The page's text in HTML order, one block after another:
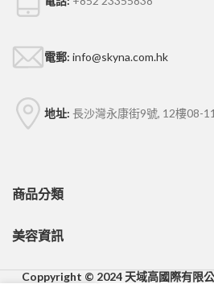
電郵: info@skyna.com.hk
地址: 長沙灣永康街9號, 12樓08-
商品分類
美容資訊
Coppyright © 2024 天域高國際有限